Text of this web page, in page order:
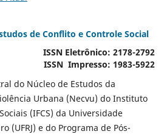
de Conflito e Controle Social
ISSN Eletrônico: 2178-2792
ISSN Impresso: 1983-5922
do Núcleo de Estudos da
Urbana (Necvu) do Instituto
(IFCS) da Universidade
(UFRJ) e do Programa de Pós-